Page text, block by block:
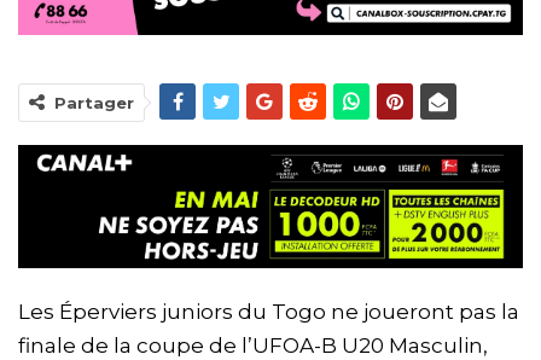
Partager
Les Éperviers juniors du Togo ne joueront pas la
finale de la coupe de l’UFOA-B U20 Masculin,